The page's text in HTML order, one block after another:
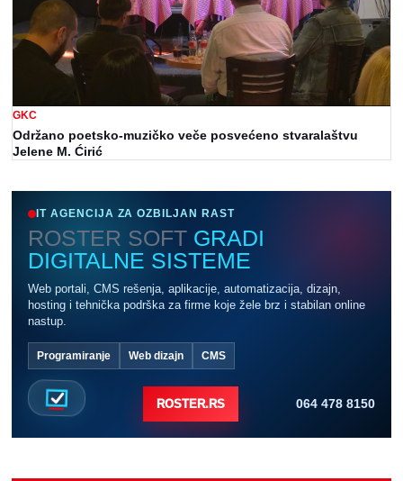
GKC
Održano poetsko-muzičko veče posvećeno stvaralaštvu
Jelene M. Ćirić
IT AGENCIJA ZA OZBILJAN RAST
ROSTER SOFT GRADI
DIGITALNE SISTEME
Web portali, CMS rešenja, aplikacije, automatizacija, dizajn,
hosting i tehnička podrška za firme koje žele brz i stabilan online
nastup.
Programiranje Web dizajn CMS
ROSTER.RS 064 478 8150